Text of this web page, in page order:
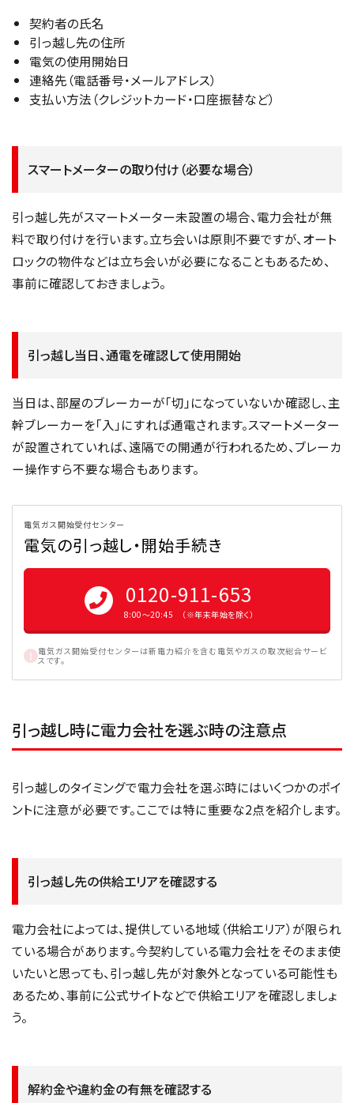
契約者の氏名
引っ越し先の住所
電気の使用開始日
連絡先（電話番号・メールアドレス）
支払い方法（クレジットカード・口座振替など）
スマートメーターの取り付け（必要な場合）
引っ越し先がスマートメーター未設置の場合、電力会社が無
料で取り付けを行います。立ち会いは原則不要ですが、オート
ロックの物件などは立ち会いが必要になることもあるため、
事前に確認しておきましょう。
引っ越し当日、通電を確認して使用開始
当日は、部屋のブレーカーが「切」になっていないか確認し、主
幹ブレーカーを「入」にすれば通電されます。スマートメーター
が設置されていれば、遠隔での開通が行われるため、ブレーカ
ー操作すら不要な場合もあります。
電気ガス開始受付センター
電気の引っ越し・開始手続き
0120-911-653
8:00〜20:45 （※年末年始を除く）
電気ガス開始受付センターは新電力紹介を含む電気やガスの取次総合サービ
スです。
引っ越し時に電力会社を選ぶ時の注意点
引っ越しのタイミングで電力会社を選ぶ時にはいくつかのポイ
ントに注意が必要です。ここでは特に重要な2点を紹介します。
引っ越し先の供給エリアを確認する
電力会社によっては、提供している地域（供給エリア）が限られ
ている場合があります。今契約している電力会社をそのまま使
いたいと思っても、引っ越し先が対象外となっている可能性も
あるため、事前に公式サイトなどで供給エリアを確認しましょ
う。
解約金や違約金の有無を確認する